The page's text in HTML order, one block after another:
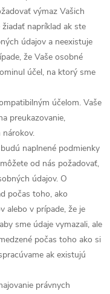
výmaz Vašich
napríklad ak ste
údajov a neexistuje
že Vaše osobné
účel, na ktorý sme
účelom. Vaše
preukazovanie,
nárokov.
naplnené podmienky
od nás požadovať,
údajov. O
počas toho, ako
alebo v prípade, že je
sme údaje vymazali, ale
počas toho ako si
ak existujú
právnych